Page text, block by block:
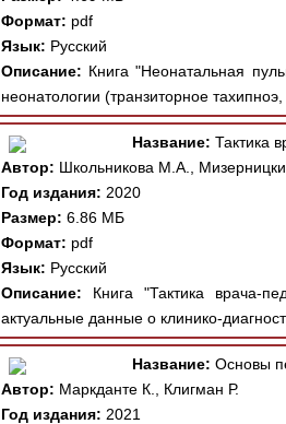
Формат: pdf
Язык: Русский
Описание: Книга "Неонатальная
неонатологии (транзиторное
Название: Тактика
Автор: Школьникова М.А.,
Год издания: 2020
Размер: 6.86 МБ
Формат: pdf
Язык: Русский
Описание: Книга "Тактика врача-
актуальные данные о клинико-
Название: Основы
Автор: Маркданте К., Клигман Р.
Год издания: 2021